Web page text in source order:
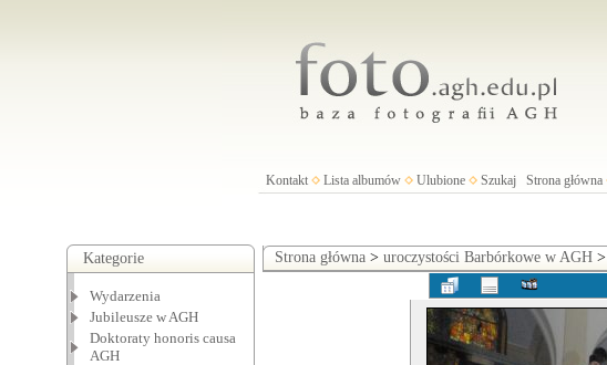
Kontakt Lista albumów Ulubione Szukaj Strona główna
Kategorie
Wydarzenia
Jubileusze w AGH
Doktoraty honoris causa
AGH
Strona główna> uroczystości Barbórkowe w AGH>